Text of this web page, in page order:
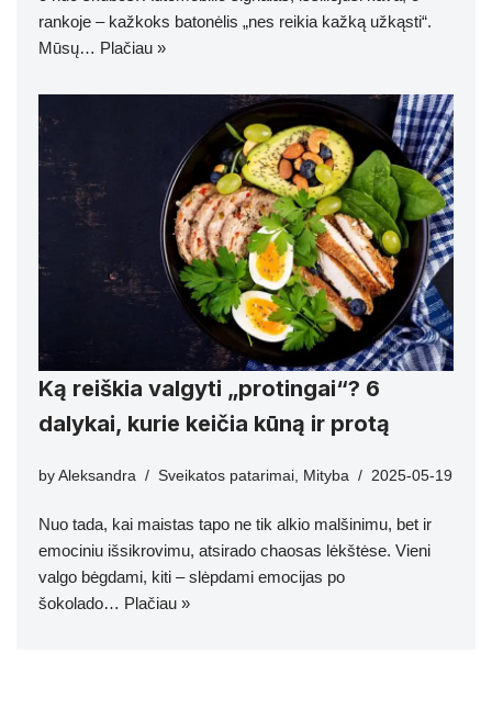
rankoje – kažkoks batonėlis „nes reikia kažką užkąsti“.
Mūsų… Plačiau »
Ką reiškia valgyti „protingai“? 6
dalykai, kurie keičia kūną ir protą
by Aleksandra Sveikatos patarimai Mityba 2025-05-19
Nuo tada, kai maistas tapo ne tik alkio malšinimu, bet ir
emociniu išsikrovimu, atsirado chaosas lėkštėse. Vieni
valgo bėgdami, kiti – slėpdami emocijas po
šokolado… Plačiau »